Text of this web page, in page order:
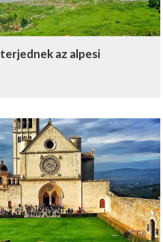
az alpesi